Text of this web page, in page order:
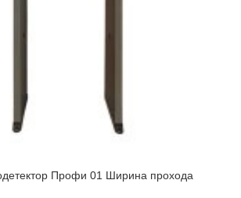
Профи 01 Ширина прохода